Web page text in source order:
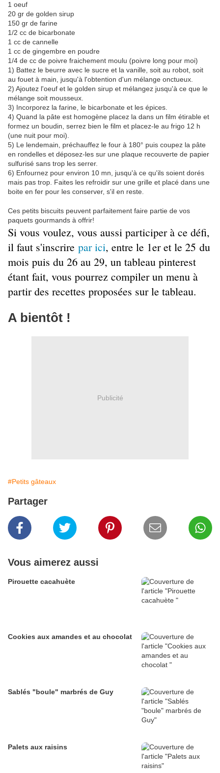
1 oeuf
20 gr de golden sirup
150 gr de farine
1/2 cc de bicarbonate
1 cc de cannelle
1 cc de gingembre en poudre
1/4 de cc de poivre fraichement moulu (poivre long pour moi)
1) Battez le beurre avec le sucre et la vanille, soit au robot, soit
au fouet à main, jusqu'à l'obtention d'un mélange onctueux.
2) Ajoutez l'oeuf et le golden sirup et mélangez jusqu'à ce que le
mélange soit mousseux.
3) Incorporez la farine, le bicarbonate et les épices.
4) Quand la pâte est homogène placez la dans un film étirable et
formez un boudin, serrez bien le film et placez-le au frigo 12 h
(une nuit pour moi).
5) Le lendemain, préchauffez le four à 180° puis coupez la pâte
en rondelles et déposez-les sur une plaque recouverte de papier
sulfurisé sans trop les serrer.
6) Enfournez pour environ 10 mn, jusqu'à ce qu'ils soient dorés
mais pas trop. Faites les refroidir sur une grille et placé dans une
boite en fer pour les conserver, s'il en reste.
Ces petits biscuits peuvent parfaitement faire partie de vos
paquets gourmands à offrir!
Si vous voulez, vous aussi participer à ce défi,
il faut s'inscrire par ici, entre le 1er et le 25 du
mois puis du 26 au 29, un tableau pinterest
étant fait, vous pourrez compiler un menu à
partir des recettes proposées sur le tableau.
A bientôt !
Publicité
#Petits gâteaux
Partager
Vous aimerez aussi
Pirouette cacahuète
Cookies aux amandes et au chocolat
Sablés "boule" marbrés de Guy
Palets aux raisins